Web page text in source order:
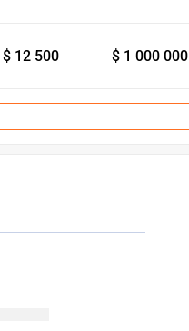
$ 12 500 $ 1 000 000